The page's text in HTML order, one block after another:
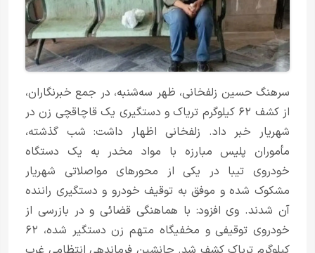
سرهنگ حسین زلفخانی، ظهر سه‌شنبه، در جمع خبرنگاران،
از کشف ۶۲ کیلوگرم تریاک و دستگیری یک قاچاقچی زن در
شهریار خبر داد. زلفخانی اظهار داشت: شب گذشته،
مأموران پلیس مبارزه با مواد مخدر به یک دستگاه
خودروی تیبا در یکی از محور‌های مواصلاتی شهریار
مشکوک شده و موفق به توقیف خودرو و دستگیری راننده
آن شدند. وی افزود: با هماهنگی قضائی و در بازرسی از
خودروی توقیفی و مخفیگاه متهم زن دستگیر شده، ۶۲